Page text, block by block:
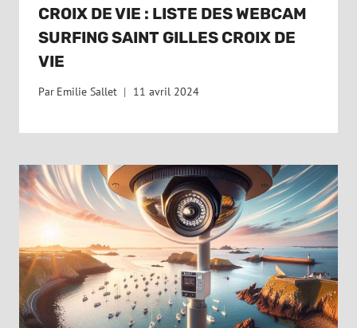
CROIX DE VIE : LISTE DES WEBCAM
SURFING SAINT GILLES CROIX DE
VIE
Par Emilie Sallet 11 avril 2024